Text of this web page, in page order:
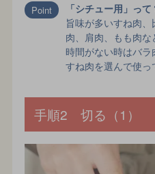
「シチュー用」って
旨味が多いすね肉
肉、肩肉、もも肉な
時間がない時はバ
すね肉を選んで使っ
手順2 切る（1）